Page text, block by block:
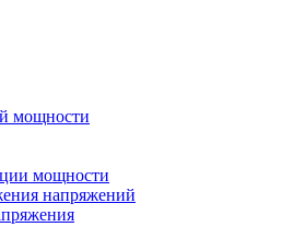
мощности
мощности
напряжений